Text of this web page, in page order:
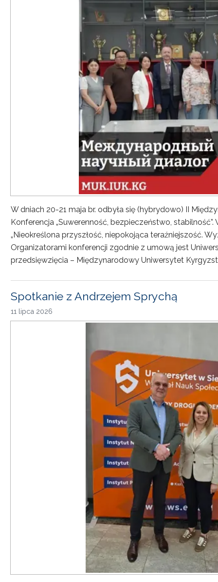
W dniach 20-21 maja br. odbyła się (hybrydowo) II
Konferencja „Suwerenność, bezpieczeństwo,
„Nieokreślona przyszłość, niepokojąca teraźniejszość.
Organizatorami konferencji zgodnie z umową jest
przedsięwzięcia – Międzynarodowy Uniwersytet
Spotkanie z Andrzejem Sprychą
11 lipca 2026